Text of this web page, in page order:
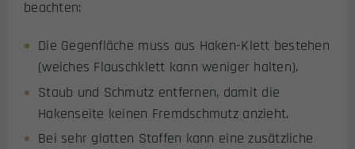
beachten:
Die Gegenfläche muss aus Haken-Klett bestehen
(weiches Flauschklett kann weniger halten).
Staub und Schmutz entfernen, damit die
Hakenseite keinen Fremdschmutz anzieht.
Bei sehr glatten Stoffen kann eine zusätzliche